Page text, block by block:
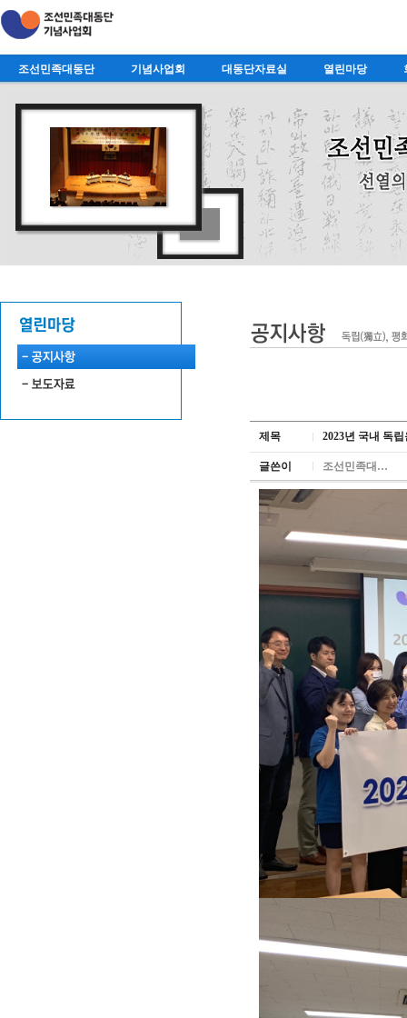
조선민족대동단 기념사업회 대동단자료실 열린마당
제목 2023년 국내 독
글쓴이 조선민족대…